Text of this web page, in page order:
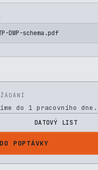
DWP-schema.pdf
do 1 pracovního dne.
DATOVÝ LIST
POPTÁVKY